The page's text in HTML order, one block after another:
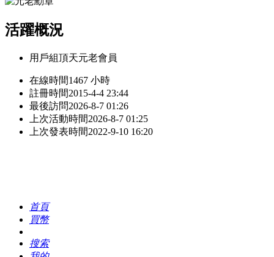
活躍概況
用戶組頂天元老會員
在線時間1467 小時
註冊時間2015-4-4 23:44
最後訪問2026-8-7 01:26
上次活動時間2026-8-7 01:25
上次發表時間2022-9-10 16:20
首頁
買幣
搜索